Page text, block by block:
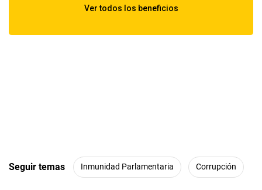
Seguir temas Inmunidad Parlamentaria Corrupción